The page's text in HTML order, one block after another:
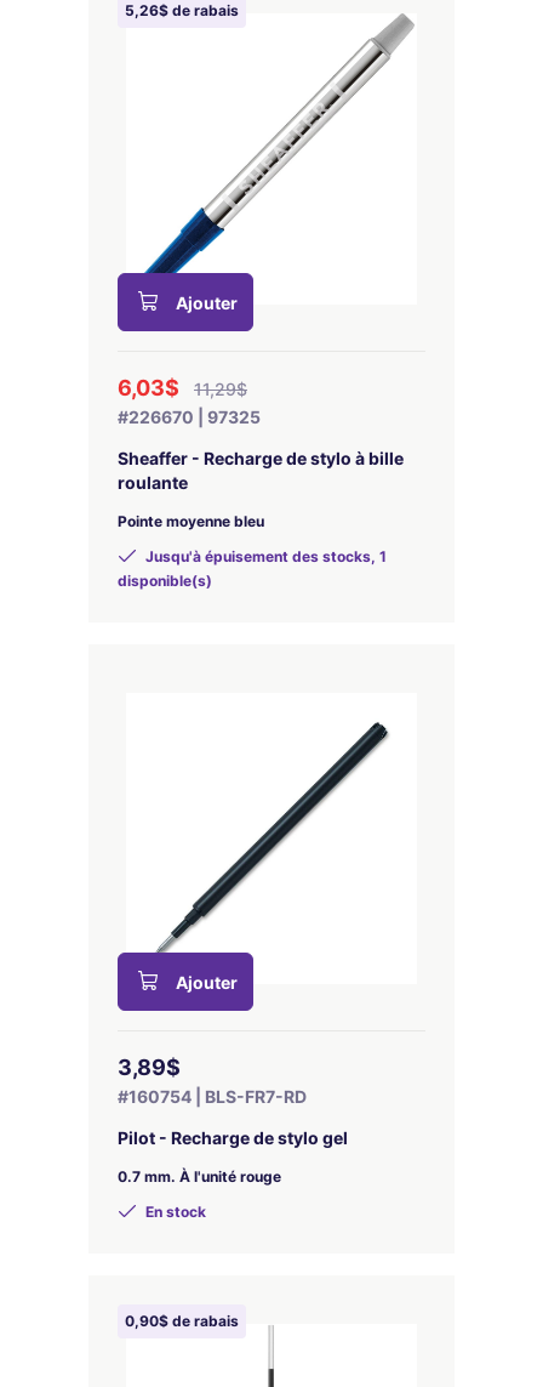
5,26$ de rabais
Ajouter
6,03$
11,29$
#226670 | 97325
Sheaffer - Recharge de stylo à bille
roulante
Pointe moyenne bleu
Jusqu'à épuisement des stocks, 1
disponible(s)
Ajouter
3,89$
#160754 | BLS-FR7-RD
Pilot - Recharge de stylo gel
0.7 mm. À l'unité rouge
En stock
0,90$ de rabais